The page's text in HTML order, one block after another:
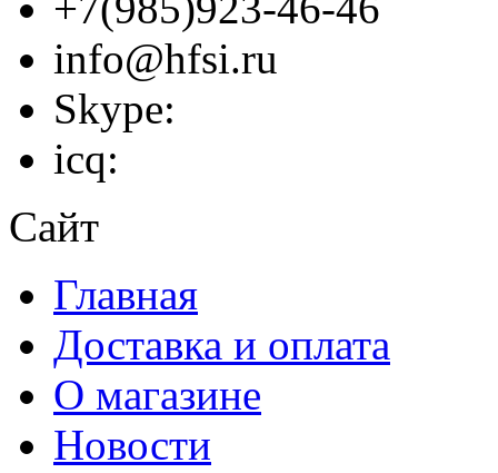
info@hfsi.ru
Skype:
icq:
Сайт
Главная
Доставка и оплата
О магазине
Новости